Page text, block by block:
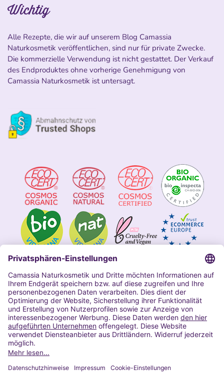
Wichtig
Alle Rezepte, die wir auf unserem Blog Camassia
Naturkosmetik veröffentlichen, sind nur für private Zwecke.
Die kommerzielle Verwendung ist nicht gestattet. Der Verkauf
des Endproduktes ohne vorherige Genehmigung von
Camassia Naturkosmetik ist untersagt.
Impressum
Allgemeine Geschäftsbedingungen
Datenschutzerklärung Camassia
Widerrufsbelehrung
Copyright 2020 | Alle Rechte vorbehalten